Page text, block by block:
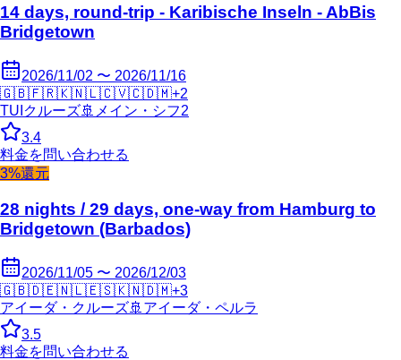
14 days, round-trip - Karibische Inseln - AbBis
Bridgetown
2026/11/02 〜 2026/11/16
🇬🇧🇫🇷🇰🇳🇱🇨🇻🇨🇩🇲+2
TUIクルーズ🚢 メイン・シフ2
3.4
料金を問い合わせる
3%還元
28 nights / 29 days, one-way from Hamburg to
Bridgetown (Barbados)
2026/11/05 〜 2026/12/03
🇬🇧🇩🇪🇳🇱🇪🇸🇰🇳🇩🇲+3
アイーダ・クルーズ🚢 アイーダ・ペルラ
3.5
料金を問い合わせる